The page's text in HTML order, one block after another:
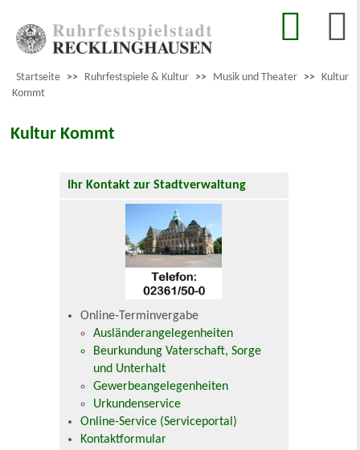
Startseite >> Ruhrfestspiele & Kultur >> Musik und Theater >> Kultur
Kommt
Kultur Kommt
Ihr Kontakt zur Stadtverwaltung
Online-Terminvergabe
Ausländerangelegenheiten
Beurkundung Vaterschaft, Sorge
und Unterhalt
Gewerbeangelegenheiten
Urkundenservice
Online-Service (Serviceportal)
Kontaktformular